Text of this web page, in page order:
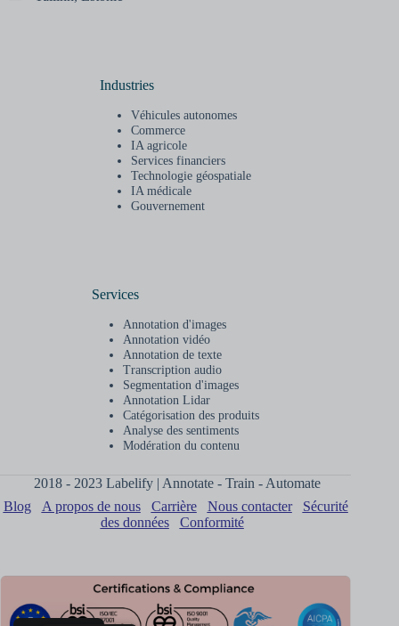
Industries
Véhicules autonomes
Commerce
IA agricole
Services financiers
Technologie géospatiale
IA médicale
Gouvernement
Services
Annotation d'images
Annotation vidéo
Annotation de texte
Transcription audio
Segmentation d'images
Annotation Lidar
Catégorisation des produits
Analyse des sentiments
Modération du contenu
2018 - 2023 Labelify | Annotate - Train - Automate
Blog
A propos de nous Carrière Nous contacter
Sécurité
des données
Conformité